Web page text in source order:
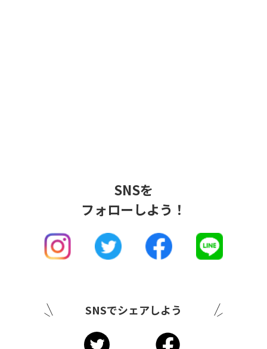
SNSを
フォローしよう！
SNSでシェアしよう